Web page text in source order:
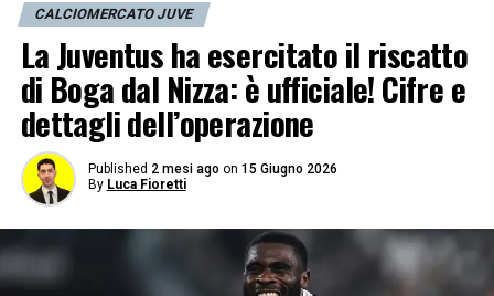
CALCIOMERCATO JUVE
La Juventus ha esercitato il riscatto
di Boga dal Nizza: è ufficiale! Cifre e
dettagli dell’operazione
Published 2 mesi ago on 15 Giugno 2026
By Luca Fioretti